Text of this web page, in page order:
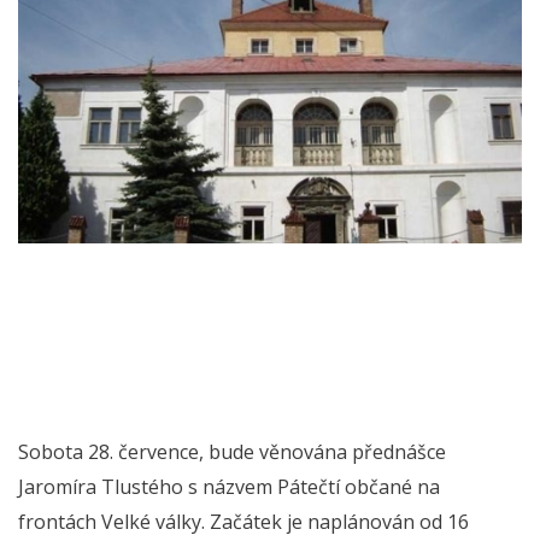
Sobota 28. července, bude věnována přednášce
Jaromíra Tlustého s názvem Pátečtí občané na
frontách Velké války. Začátek je naplánován od 16